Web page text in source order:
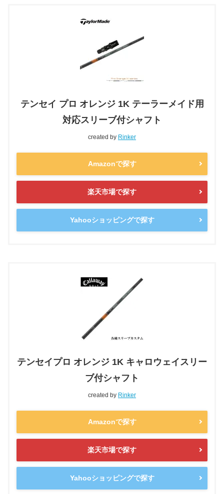
テンセイ プロ オレンジ 1K テーラーメイド用
対応スリーブ付シャフト
created by Rinker
Amazonで探す
楽天市場で探す
Yahooショッピングで探す
テンセイプロ オレンジ 1K キャロウェイスリー
ブ付シャフト
created by Rinker
Amazonで探す
楽天市場で探す
Yahooショッピングで探す